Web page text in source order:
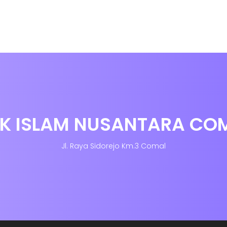
ISLAM NUSANTARA
Jl. Raya Sidorejo Km.3 Comal